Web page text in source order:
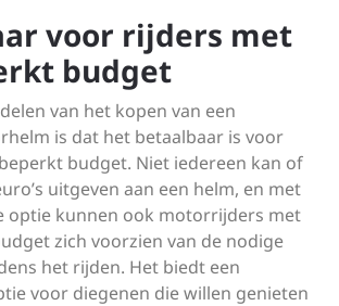
voor rijders met
budget
van het kopen van een
is dat het betaalbaar is voor
budget. Niet iedereen kan of
uitgeven aan een helm, en met
optie kunnen ook motorrijders met
zich voorzien van de nodige
het rijden. Het biedt een
voor diegenen die willen genieten